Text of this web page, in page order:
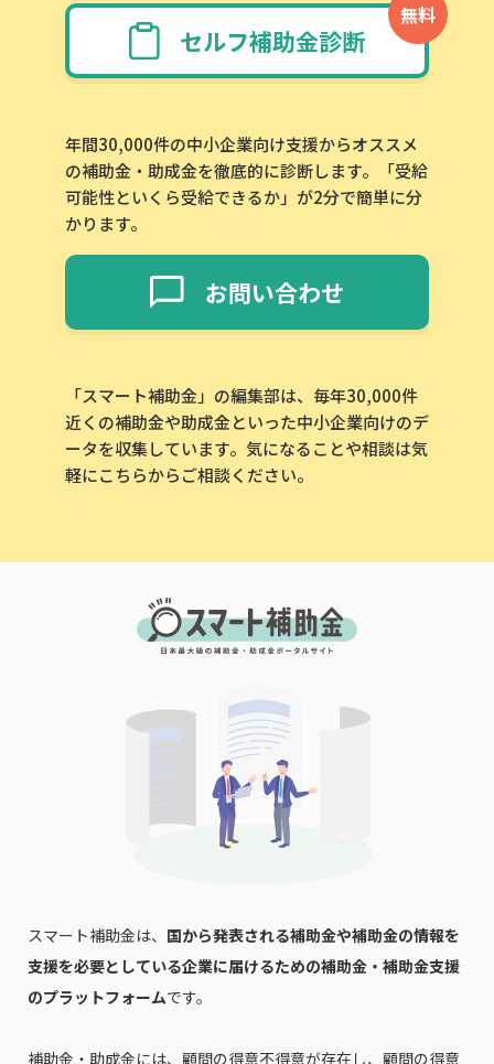
無料
セルフ補助金診断
年間30,000件の中小企業向け支援からオススメ
の補助金・助成金を徹底的に診断します。「受給
可能性といくら受給できるか」が2分で簡単に分
かります。
お問い合わせ
「スマート補助金」の編集部は、毎年30,000件
近くの補助金や助成金といった中小企業向けのデ
ータを収集しています。気になることや相談は気
軽にこちらからご相談ください。
スマート補助金は、 国から発表される補助金や補助金の情報を
支援を必要としている企業に届けるための補助金・補助金支援
のプラットフォームです。
補助金・助成金には、顧問の得意不得意が存在し、顧問の得意